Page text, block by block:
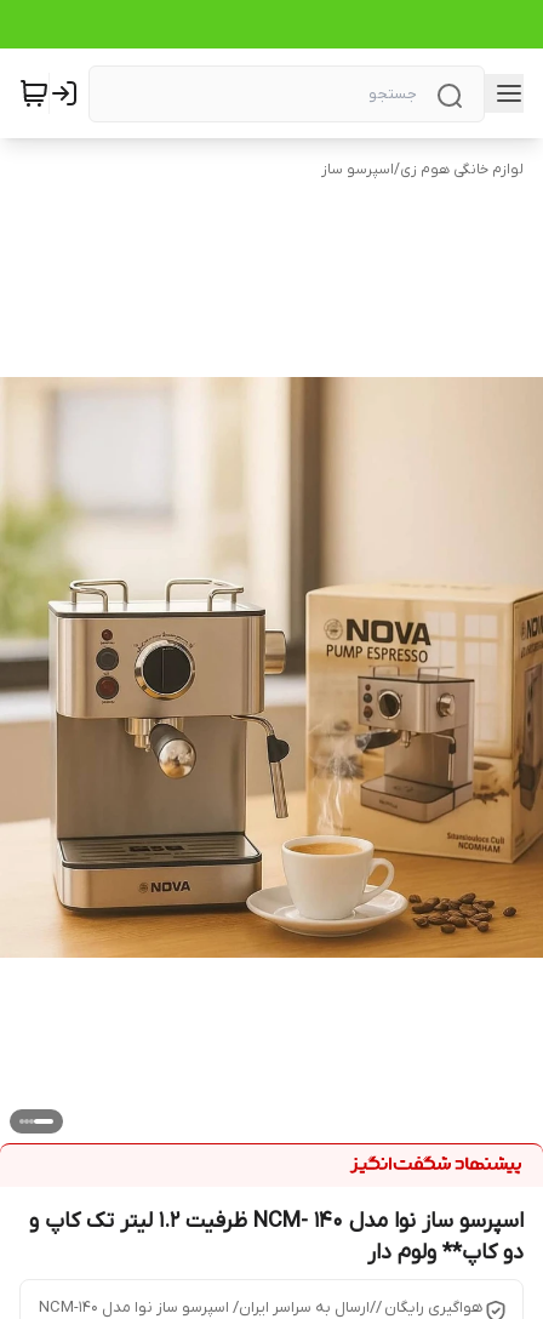
لوازم خانگی هوم زی/اسپرسو ساز
اسپرسو ساز نوا مدل NCM- 140 ظرفیت ۱.۲ لیتر تک کاپ و
دو کاپ** ولوم دار
هواگیری رایگان //ارسال به سراسر ایران/ اسپرسو ساز نوا مدل NCM-140